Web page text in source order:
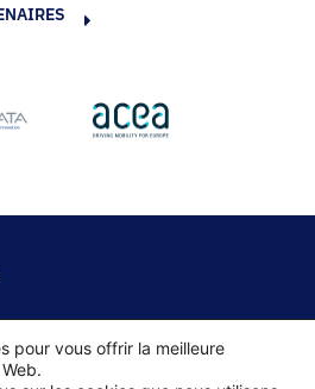
pour vous offrir la meilleure